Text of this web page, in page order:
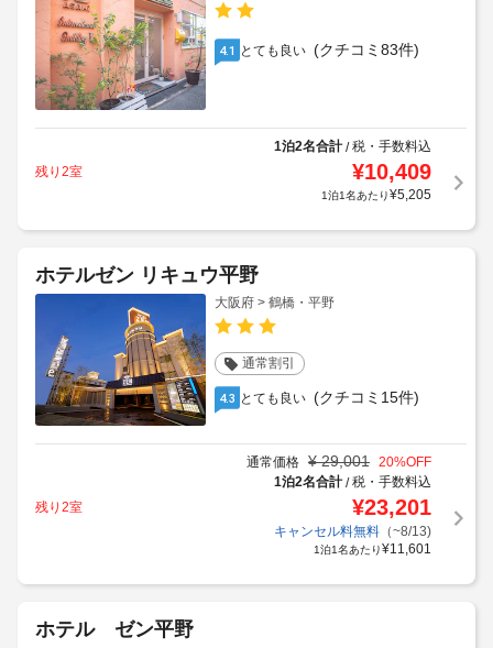
4.1 とても良い (クチコミ83件)
1泊2名合計/税・手数料込
残り2室
¥10,409
1泊1名あたり¥5,205
ホテルゼン リキュウ平野
大阪府 > 鶴橋・平野
通常割引
4.3 とても良い (クチコミ15件)
通常価格 ¥ 29,001 20%OFF
1泊2名合計/税・手数料込
残り2室
¥23,201
キャンセル料無料（~8/13)
1泊1名あたり¥11,601
ホテル ゼン平野